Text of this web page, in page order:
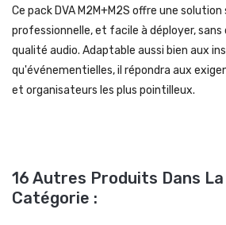
Ce pack DVA M2M+M2S offre une
professionnelle, et facile à déployer, sans
qualité audio. Adaptable aussi bien aux
qu'événementielles, il répondra aux
et organisateurs les plus pointilleux.
16 Autres Produits Dans La
Catégorie :